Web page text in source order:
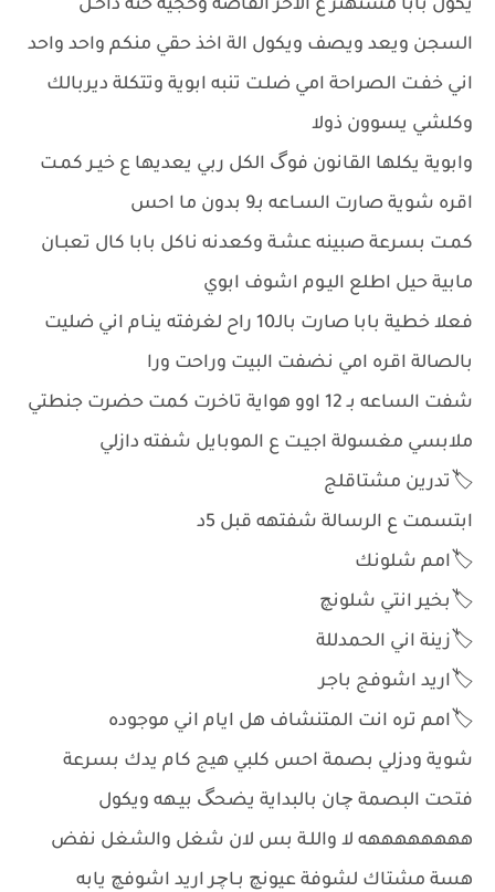
يكول بابا مستهتر ع الاخر الفاضة وحجية حته داخـل
السجن ويعد ويصف ويكول الة اخذ حقي منكم واحد واحد
اني خفـت الصراحة امي ضلـت تنبه ابوية وتتكلة ديربالك
وكلشي يسوون ذولا
وابوية يكلها القانون فوگ الكل ربي يعديها ع خيـر كمـت
اقره شوية صارت السـاعه بـ9 بدون ما احس
كمـت بسرعة صبينه عشـة وكعدنه ناكل بابا كال تعبـان
مابية حيل اطلع اليـوم اشوف ابوي
فعلا خطية بابا صارت بالـ10 راح لغرفته ينـام اني ضليت
بالصالة اقره امي نضفت البيت وراحت ورا
شفت الساعه بـ 12 اوو هواية تاخرت كمت حضرت جنطتي
ملابسي مغسولة اجيـت ع الموبايل شفته دازلي
🏷️تدرين مشتاقلج
ابتسمت ع الرسالة شفتهه قبل 5د
🏷️امم شلونك
🏷️بخير انتي شلونچ
🏷️زينة اني الحمدللة
🏷️اريد اشوفج باجر
🏷️امم تره انت المتنشاف هل ايام اني موجوده
شوية ودزلي بصمة احس كلبي هيج كام يدك بسرعة
فتحت البصمة چان بالبداية يضحگ بيـهه ويكول
ههههههههه لا واللـة بس لان شغل والشغل نفض
هسة مشتاك لشوفة عيونچ بـاچر اريد اشوفچ يابه